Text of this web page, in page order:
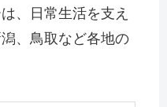
、日常生活を支え
、鳥取など各地の